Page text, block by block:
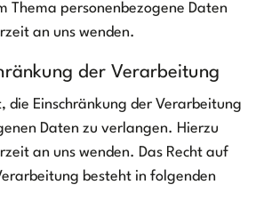
Thema personenbezogene Daten
an uns wenden.
der Verarbeitung
die Einschränkung der Verarbeitung
Daten zu verlangen. Hierzu
an uns wenden. Das Recht auf
besteht in folgenden